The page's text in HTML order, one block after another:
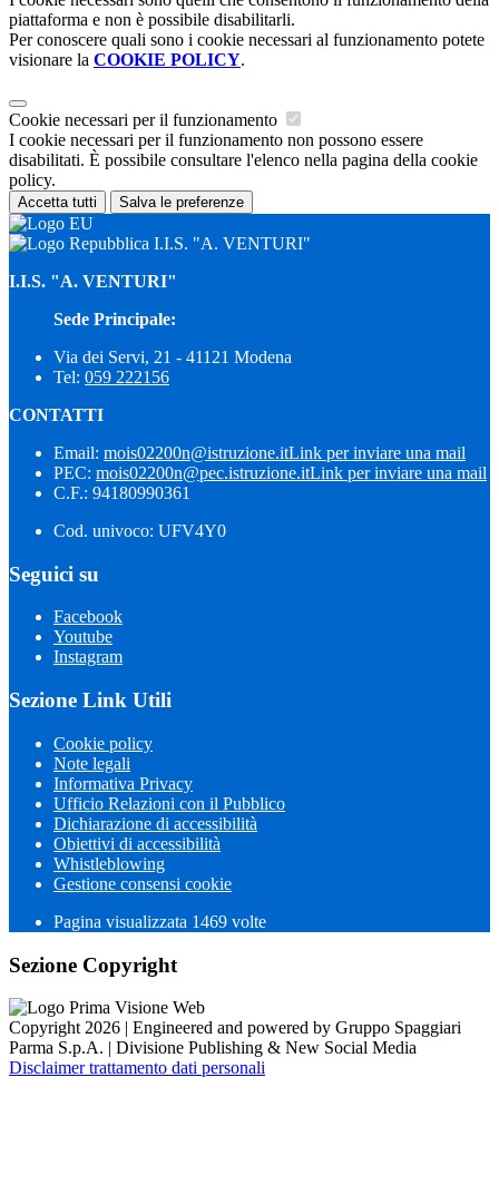
piattaforma e non è possibile disabilitarli.
Per conoscere quali sono i cookie necessari al funzionamento potete
visionare la COOKIE POLICY.
Cookie necessari per il funzionamento
I cookie necessari per il funzionamento non possono essere
disabilitati. È possibile consultare l'elenco nella pagina della cookie
policy.
Accetta tutti Salva le preferenze
I.I.S. "A. VENTURI"
I.I.S. "A. VENTURI"
Sede Principale:
Via dei Servi, 21 - 41121 Modena
Tel: 059 222156
CONTATTI
Email: mois02200n@istruzione.itLink per inviare una mail
PEC: mois02200n@pec.istruzione.itLink per inviare una mail
C.F.: 94180990361
Cod. univoco: UFV4Y0
Seguici su
Facebook
Youtube
Instagram
Sezione Link Utili
Cookie policy
Note legali
Informativa Privacy
Ufficio Relazioni con il Pubblico
Dichiarazione di accessibilità
Obiettivi di accessibilità
Whistleblowing
Gestione consensi cookie
Pagina visualizzata 1469 volte
Sezione Copyright
Copyright 2026 | Engineered and powered by Gruppo Spaggiari
Parma S.p.A. | Divisione Publishing & New Social Media
Disclaimer trattamento dati personali